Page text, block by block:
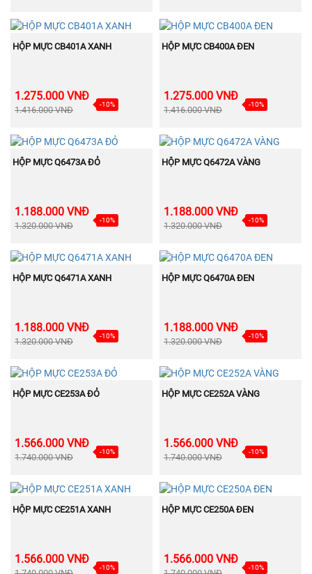
BÁN
CHẠY
MUA NGAY
HỘP MỰC CB401A XANH
1.275.000 VNĐ
1.416.000 VNĐ
-10%
BÁN
CHẠY
MUA NGAY
HỘP MỰC CB400A ĐEN
1.275.000 VNĐ
1.416.000 VNĐ
-10%
BÁN
CHẠY
MUA NGAY
HỘP MỰC Q6473A ĐỎ
1.188.000 VNĐ
1.320.000 VNĐ
-10%
BÁN
CHẠY
MUA NGAY
HỘP MỰC Q6472A VÀNG
1.188.000 VNĐ
1.320.000 VNĐ
-10%
BÁN
CHẠY
MUA NGAY
HỘP MỰC Q6471A XANH
1.188.000 VNĐ
1.320.000 VNĐ
-10%
BÁN
CHẠY
MUA NGAY
HỘP MỰC Q6470A ĐEN
1.188.000 VNĐ
1.320.000 VNĐ
-10%
BÁN
CHẠY
MUA NGAY
HỘP MỰC CE253A ĐỎ
1.566.000 VNĐ
1.740.000 VNĐ
-10%
BÁN
CHẠY
MUA NGAY
HỘP MỰC CE252A VÀNG
1.566.000 VNĐ
1.740.000 VNĐ
-10%
BÁN
CHẠY
MUA NGAY
HỘP MỰC CE251A XANH
1.566.000 VNĐ
-10%
BÁN
CHẠY
MUA NGAY
HỘP MỰC CE250A ĐEN
1.566.000 VNĐ
-10%